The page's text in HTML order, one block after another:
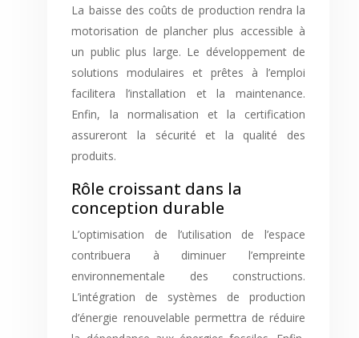
La baisse des coûts de production rendra la
motorisation de plancher plus accessible à
un public plus large. Le développement de
solutions modulaires et prêtes à l’emploi
facilitera l’installation et la maintenance.
Enfin, la normalisation et la certification
assureront la sécurité et la qualité des
produits.
Rôle croissant dans la
conception durable
L’optimisation de l’utilisation de l’espace
contribuera à diminuer l’empreinte
environnementale des constructions.
L’intégration de systèmes de production
d’énergie renouvelable permettra de réduire